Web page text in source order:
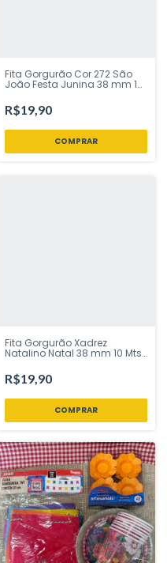
Fita Gorgurão Cor 272 São
João Festa Junina 38 mm 10
sua Festa Loja
R$19,90
Fita Gorgurão Xadrez
Natalino Natal 38 mm 10 Mts
Inspire sua Festa Loja
R$19,90